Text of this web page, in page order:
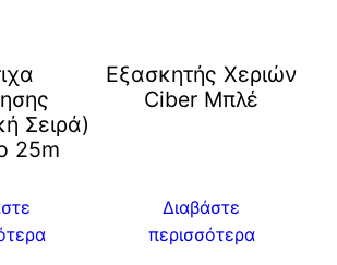
Σειρά)
25m
Eξασκητής Χεριών
Ciber Μπλέ
Διαβάστε
περισσότερα